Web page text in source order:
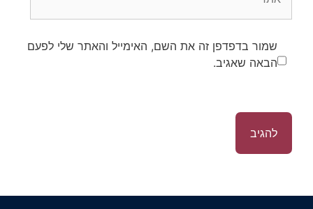
שמור בדפדפן זה את השם, האימייל והאתר שלי לפעם
הבאה שאגיב.